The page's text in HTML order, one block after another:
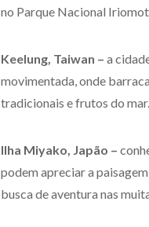
no Parque Nacional
Keelung, Taiwan – a
movimentada, onde
tradicionais e frutos do
Ilha Miyako, Japão –
podem apreciar a
busca de aventura nas